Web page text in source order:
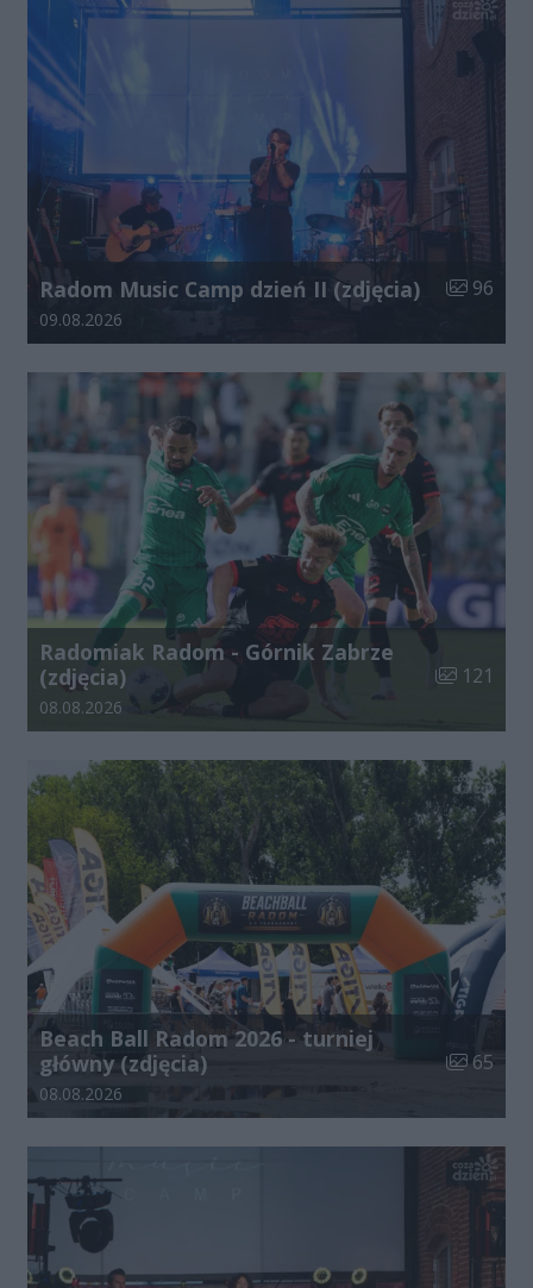
Radom Music Camp dzień II (zdjęcia) Liczba
96
Data dodania galerii:
09.08.2026
Radomiak Radom - Górnik Zabrze
(zdjęcia)
Liczba
121
Data dodania galerii:
08.08.2026
Beach Ball Radom 2026 - turniej
główny (zdjęcia)
Liczba
65
Data dodania galerii:
08.08.2026